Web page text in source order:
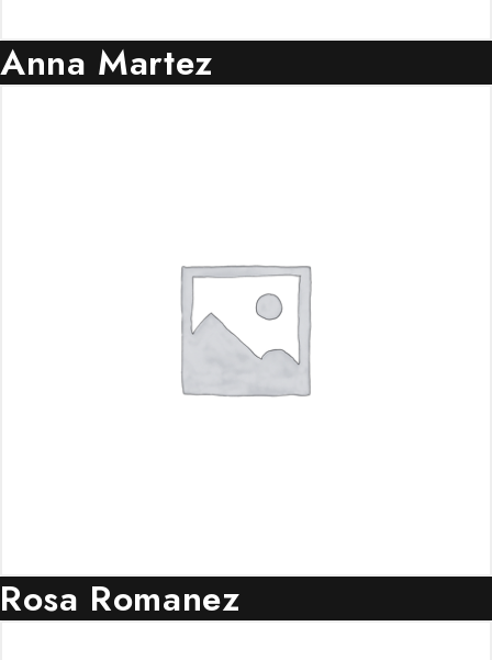
Anna Martez
Rosa Romanez